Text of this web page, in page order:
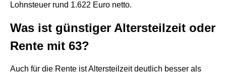
Lohnsteuer rund 1.622 Euro netto.
Was ist günstiger Altersteilzeit oder
Rente mit 63?
Auch für die Rente ist Altersteilzeit deutlich besser als